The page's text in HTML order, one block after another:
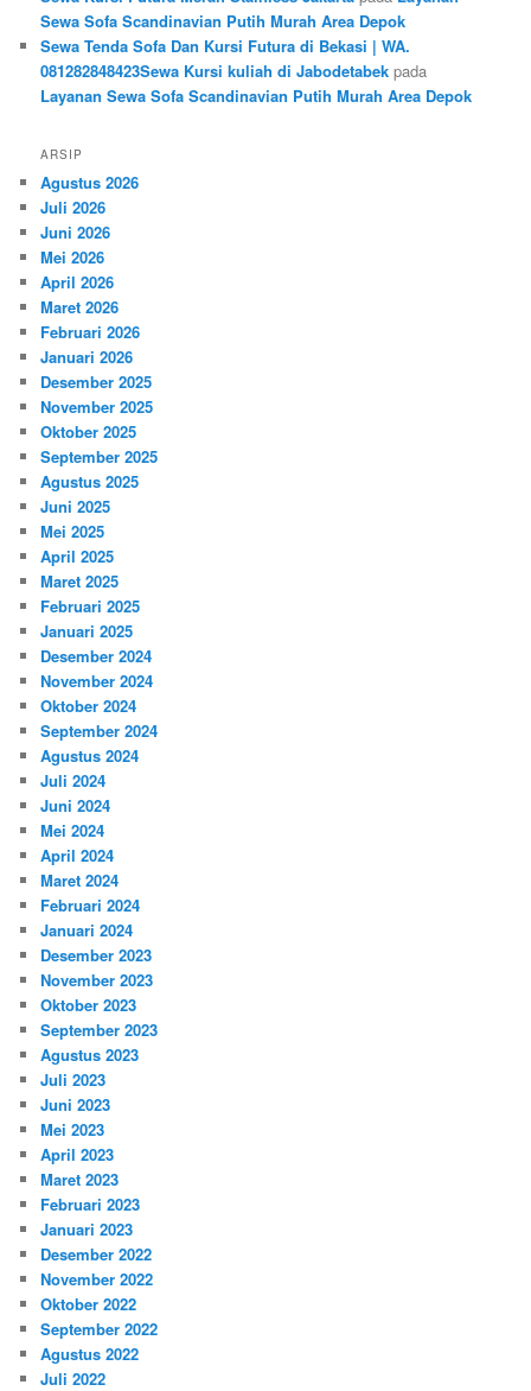
Sewa Sofa Scandinavian Putih Murah Area Depok
Sewa Tenda Sofa Dan Kursi Futura di Bekasi | WA.
081282848423Sewa Kursi kuliah di Jabodetabek pada
Layanan Sewa Sofa Scandinavian Putih Murah Area Depok
ARSIP
Agustus 2026
Juli 2026
Juni 2026
Mei 2026
April 2026
Maret 2026
Februari 2026
Januari 2026
Desember 2025
November 2025
Oktober 2025
September 2025
Agustus 2025
Juni 2025
Mei 2025
April 2025
Maret 2025
Februari 2025
Januari 2025
Desember 2024
November 2024
Oktober 2024
September 2024
Agustus 2024
Juli 2024
Juni 2024
Mei 2024
April 2024
Maret 2024
Februari 2024
Januari 2024
Desember 2023
November 2023
Oktober 2023
September 2023
Agustus 2023
Juli 2023
Juni 2023
Mei 2023
April 2023
Maret 2023
Februari 2023
Januari 2023
Desember 2022
November 2022
Oktober 2022
September 2022
Agustus 2022
Juli 2022